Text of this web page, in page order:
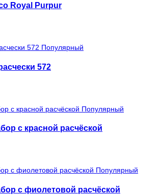
Royal Purpur
Популярный
572
Популярный
с красной расчёской
Популярный
с фиолетовой расчёской